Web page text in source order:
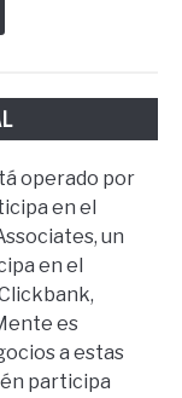
operado por
en el
un
en el
es
a estas
participa